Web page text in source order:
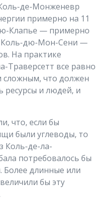
де-Монженевр
примерно на 11
Клапье — примерно
Коль-дю-Мон-Сени —
На практике
Траверсетт все равно
сложным, что должен
ресурсы и людей, и
что, если бы
были углеводы, то
Коль-де-ла-
потребовалось бы
Более длинные или
бы эту